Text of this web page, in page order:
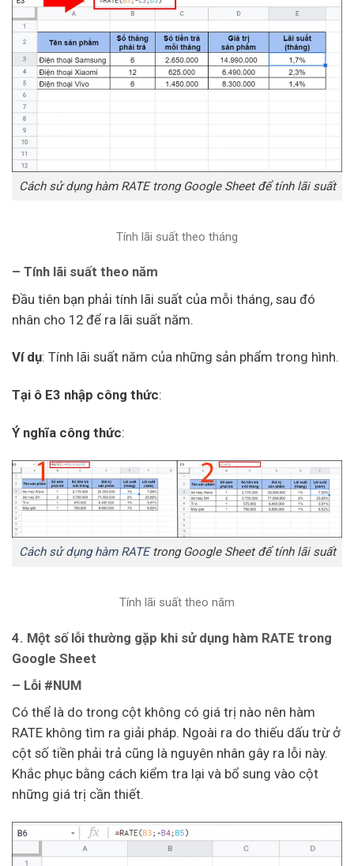
Cách sử dụng hàm RATE trong Google Sheet để tính lãi suất
Tính lãi suất theo tháng
– Tính lãi suất theo năm
Đầu tiên bạn phải tính lãi suất của mỗi tháng, sau đó
nhân cho 12 để ra lãi suất năm.
Ví dụ: Tính lãi suất năm của những sản phẩm trong hình.
Tại ô E3 nhập công thức:
Ý nghĩa công thức:
Cách sử dụng hàm RATEtrong Google Sheet để tính lãi suất
Tính lãi suất theo năm
4. Một số lỗi thường gặp khi sử dụng hàm RATE trong
Google Sheet
– Lỗi #NUM
Có thể là do trong cột không có giá trị nào nên hàm
RATE không tìm ra giải pháp. Ngoài ra do thiếu dấu trừ ở
cột số tiền phải trả cũng là nguyên nhân gây ra lỗi này.
Khắc phục bằng cách kiểm tra lại và bổ sung vào cột
những giá trị cần thiết.